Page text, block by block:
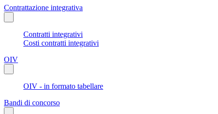
Contrattazione integrativa
Contratti integrativi
Costi contratti integrativi
OIV
OIV - in formato tabellare
Bandi di concorso